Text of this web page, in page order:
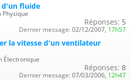
d'un fluide
Réponses: 5
Dernier message: 02/12/2007, 17h57
la vitesse d'un ventilateur
Électronique
Réponses: 8
Dernier message: 07/03/2006, 12h47